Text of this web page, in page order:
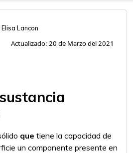
Lancon
Actualizado: 20 de Marzo del 2021
que tiene la capacidad de
un componente presente en